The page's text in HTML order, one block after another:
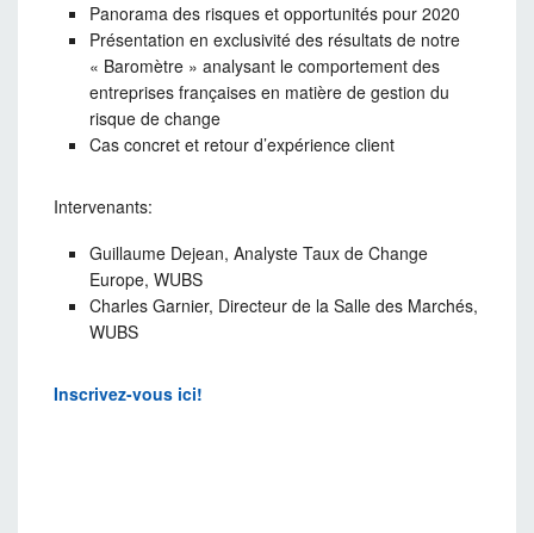
Panorama des risques et opportunités pour 2020
Présentation en exclusivité des résultats de notre
« Baromètre » analysant le comportement des
entreprises françaises en matière de gestion du
risque de change
Cas concret et retour d’expérience client
Intervenants:
Guillaume Dejean, Analyste Taux de Change
Europe, WUBS
Charles Garnier, Directeur de la Salle des Marchés,
WUBS
Inscrivez-vous ici!